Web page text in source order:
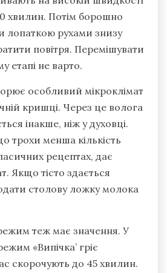
хвилин. Потім борошно
лопаткою рухами знизу
повітря. Перемішувати
етапі не варто.
особливий мікроклімат
кришці. Через це волога
інакше, ніж у духовці.
трохи менша кількість
рецептах, дає
Якщо тісто здається
столову ложку молока
теж має значення. У
«Випічка’ гріє
скорочують до 45 хвилин.